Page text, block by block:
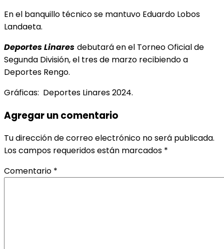
En el banquillo técnico se mantuvo Eduardo Lobos
Landaeta.
Deportes Linares debutará en el Torneo Oficial de
Segunda División, el tres de marzo recibiendo a
Deportes Rengo.
Gráficas: Deportes Linares 2024.
Agregar un comentario
Tu dirección de correo electrónico no será publicada.
Los campos requeridos están marcados *
Comentario *